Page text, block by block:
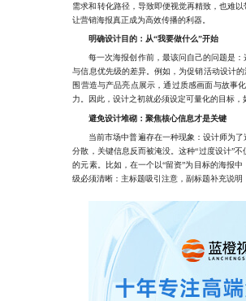
需求和转化路径，导致即便视觉再精致，也难
让营销海报真正成为高效传播的利器。
明确设计目的：从“我要做什么”开始
每一次海报创作前，最该问自己的问题是：
与信息优先级的差异。例如，为促销活动设计
围营造与产品亮点展示，通过质感画面与故事
力。因此，设计之初就必须设定可量化的目标，
避免设计堆砌：聚焦核心信息才是关键
当前市场中普遍存在一种现象：设计师为了
分散，关键信息反而被淹没。这种“过度设计”
的元素。比如，在一个以“留资”为目标的海报
级必须清晰：主标题吸引注意，副标题补充说